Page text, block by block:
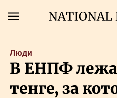
Главная
Люди
В ЕНПФ
тенге, за